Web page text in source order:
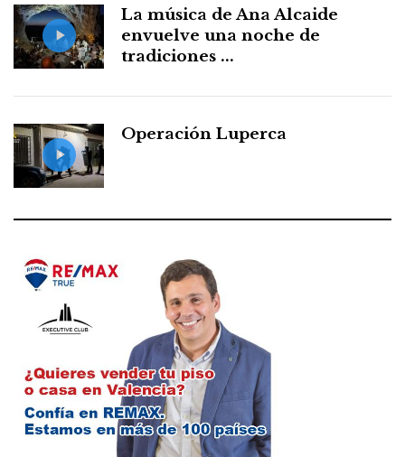
La música de Ana Alcaide
envuelve una noche de
tradiciones ...
Operación Luperca